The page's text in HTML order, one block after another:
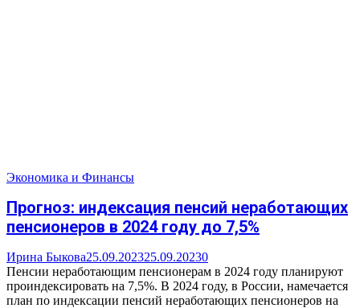
Экономика и Финансы
Прогноз: индексация пенсий неработающих
пенсионеров в 2024 году до 7,5%
Ирина Быкова25.09.202325.09.20230
Пенсии неработающим пенсионерам в 2024 году планируют
проиндексировать на 7,5%. В 2024 году, в России, намечается
план по индексации пенсий неработающих пенсионеров на